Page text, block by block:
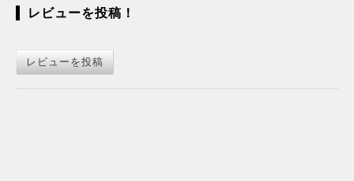
レビューを投稿！
レビューを投稿